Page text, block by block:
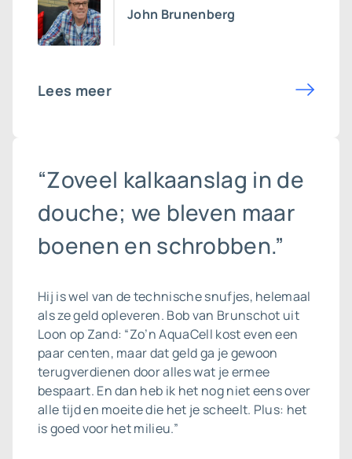
John Brunenberg
Lees meer
“Zoveel kalkaanslag in de
douche; we bleven maar
boenen en schrobben.”
Hij is wel van de technische snufjes, helemaal
als ze geld opleveren. Bob van Brunschot uit
Loon op Zand: “Zo’n AquaCell kost even een
paar centen, maar dat geld ga je gewoon
terugverdienen door alles wat je ermee
bespaart. En dan heb ik het nog niet eens over
alle tijd en moeite die het je scheelt. Plus: het
is goed voor het milieu.”